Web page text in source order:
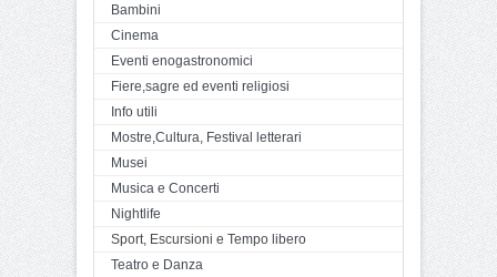
Bambini
Cinema
Eventi enogastronomici
Fiere,sagre ed eventi religiosi
Info utili
Mostre,Cultura, Festival letterari
Musei
Musica e Concerti
Nightlife
Sport, Escursioni e Tempo libero
Teatro e Danza